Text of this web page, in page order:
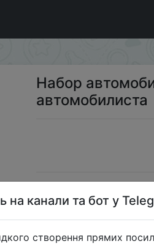
Набор
автомобилиста
на канали та бот у
створення прямих